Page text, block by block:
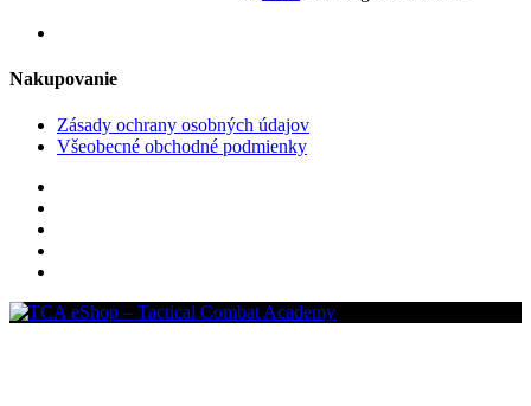
Nakupovanie
Zásady ochrany osobných údajov
Všeobecné obchodné podmienky